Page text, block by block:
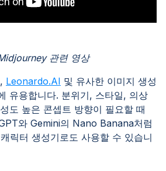
관련 영상
, Leonardo.AI 및 유사한 이미지 생성
유용합니다. 분위기, 스타일, 의상
도 높은 콘셉트 방향이 필요할 때
와 Gemini의 Nano Banana처럼
릭터 생성기로도 사용할 수 있습니